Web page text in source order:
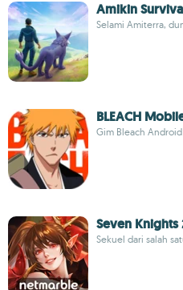
Amikin
Selami Amiterra,
BLEACH
Gim Bleach Android
Seven Knights
Sekuel dari salah